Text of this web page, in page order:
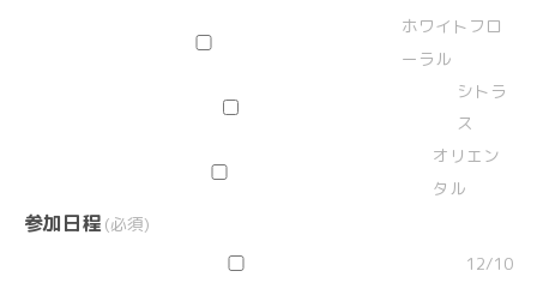
ホワイトフロ
ーラル
シトラ
ス
オリエン
タル
参加日程 (必須)
12/10